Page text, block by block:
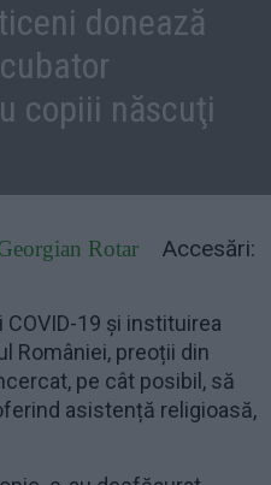
donează
copiii născuţi
Rotar
Accesări:
19 şi instituirea
României, preoții din
pe cât posibil, să
asistență religioasă,